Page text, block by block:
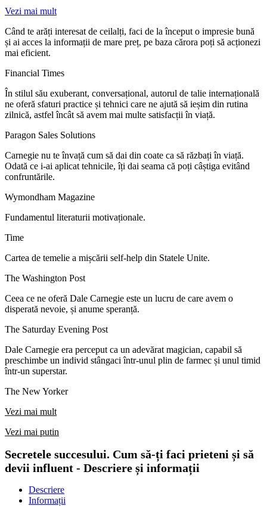
Vezi mai mult
Când te arăți interesat de ceilalți, faci de la început o impresie bună
și ai acces la informații de mare preț, pe baza cărora poți să acționezi
mai eficient.
Financial Times
În stilul său exuberant, conversațional, autorul de talie internațională
ne oferă sfaturi practice și tehnici care ne ajută să ieșim din rutina
zilnică, astfel încât să avem mai multe satisfacții în viață.
Paragon Sales Solutions
Carnegie nu te învață cum să dai din coate ca să răzbați în viață.
Odată ce i-ai aplicat tehnicile, îți dai seama că poți câștiga evitând
confruntările.
Wymondham Magazine
Fundamentul literaturii motivaționale.
Time
Cartea de temelie a mișcării self-help din Statele Unite.
The Washington Post
Ceea ce ne oferă Dale Carnegie este un lucru de care avem o
disperată nevoie, și anume speranță.
The Saturday Evening Post
Dale Carnegie era perceput ca un adevărat magician, capabil să
preschimbe un individ stângaci într-unul plin de farmec și unul timid
într-un superstar.
The New Yorker
Vezi mai mult
Vezi mai putin
Secretele succesului. Cum să-ți faci prieteni și să
devii influent - Descriere și informații
Descriere
Informații